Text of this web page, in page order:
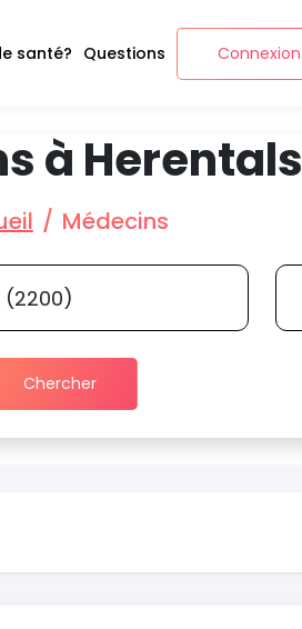
santé? Questions Connexion
à Herentals
Médecins
Chercher